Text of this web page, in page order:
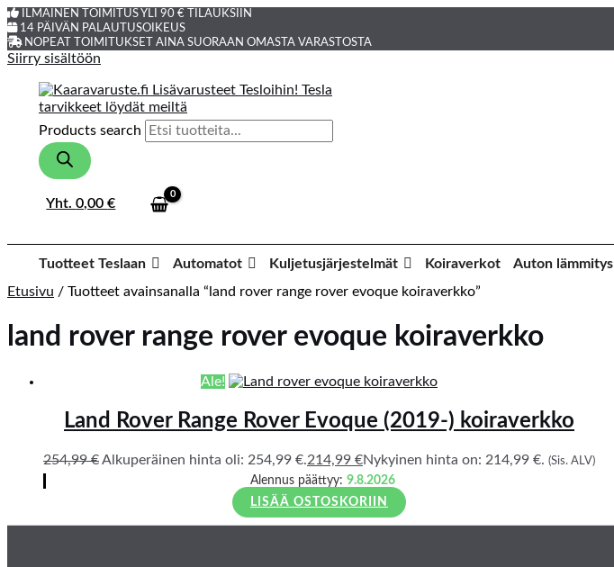
ILMAINEN TOIMITUS YLI 90 € TILAUKSIIN
14 PÄIVÄN PALAUTUSOIKEUS
NOPEAT TOIMITUKSET AINA SUORAAN OMASTA VARASTOSTA
Siirry sisältöön
Products search
Yht.0,00€
Tuotteet Teslaan Automatot Kuljetusjärjestelmät Koiraverkot Auton lämmitys
Etusivu / Tuotteet avainsanalla “land rover range rover evoque koiraverkko”
land rover range rover evoque koiraverkko
Ale!
Land Rover Range Rover Evoque (2019-) koiraverkko
254,99€Alkuperäinen hinta oli: 254,99 €.214,99 €Nykyinen hinta on: 214,99 €. (Sis. ALV)
Alennus päättyy: 9.8.2026
LISÄÄ OSTOSKORIIN